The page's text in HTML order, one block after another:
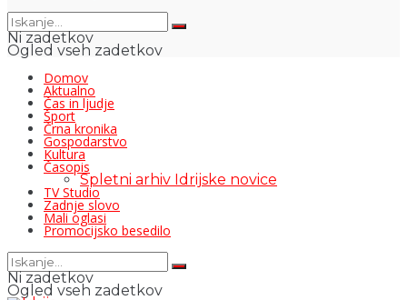
Ni zadetkov
Ogled vseh zadetkov
Domov
Aktualno
Čas in ljudje
Šport
Črna kronika
Gospodarstvo
Kultura
Časopis
Spletni arhiv Idrijske novice
TV Studio
Zadnje slovo
Mali oglasi
Promocijsko besedilo
Ni zadetkov
Ogled vseh zadetkov